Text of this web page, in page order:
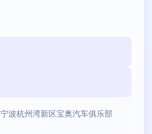
宁波杭州湾新区宝奥汽车俱乐部